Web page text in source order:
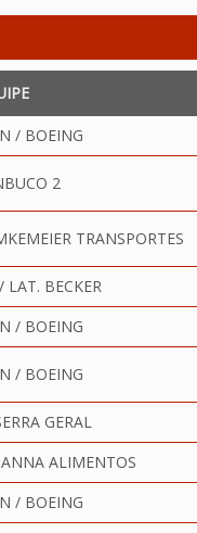
/ BOEING
2
TRANSPORTES
LAT. BECKER
/ BOEING
/ BOEING
GERAL
ALIMENTOS
/ BOEING